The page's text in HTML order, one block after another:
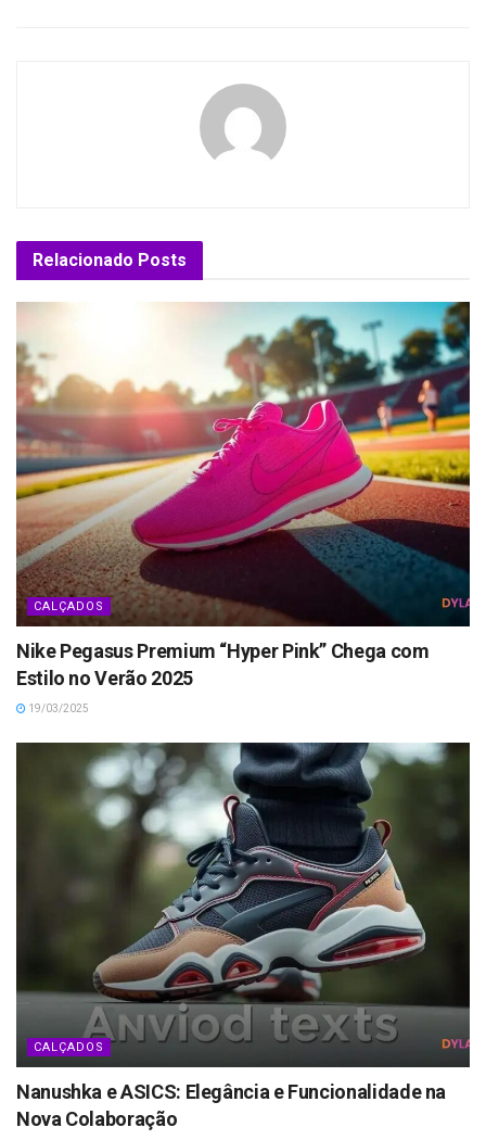
Relacionado Posts
CALÇADOS
Nike Pegasus Premium “Hyper Pink” Chega com
Estilo no Verão 2025
19/03/2025
CALÇADOS
Nanushka e ASICS: Elegância e Funcionalidade na
Nova Colaboração